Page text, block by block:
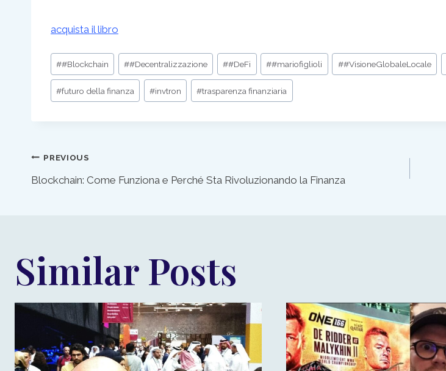
acquista il libro
Post
Tags:
##Blockchain ##Decentralizzazione ##DeFi ##mariofiglioli ##VisioneGlobaleLocale
#futuro della finanza #invtron #trasparenza finanziaria
Post
PREVIOUS
Blockchain: Come Funziona e Perché Sta Rivoluzionando la Finanza
Similar Posts